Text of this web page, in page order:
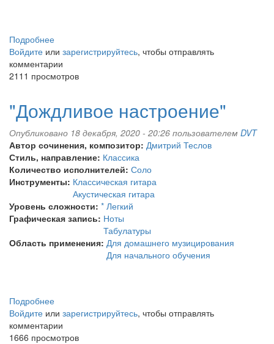
Подробнее
"Утренняя
пробежка"
Войдите или зарегистрируйтесь, чтобы отправлять
комментарии
2111 просмотров
"Дождливое настроение"
Опубликовано 18 декабря, 2020 - 20:26 пользователем DVT
Автор сочинения, композитор: Дмитрий Теслов
Стиль, направление: Классика
Количество исполнителей: Соло
Инструменты: Классическая гитара
Акустическая гитара
Уровень сложности: * Легкий
Графическая запись: Ноты
Табулатуры
Область применения: Для домашнего музицирования
Для начального обучения
Подробнее
"Дождливое
настроение"
Войдите или зарегистрируйтесь, чтобы отправлять
комментарии
1666 просмотров